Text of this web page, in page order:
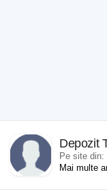
Depozit
Pe site din:
Mai multe